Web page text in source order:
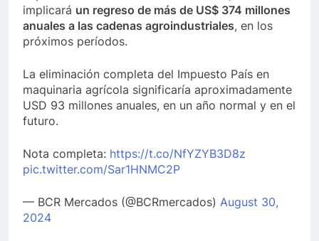
implicará un regreso de más de US$ 374 millones
anuales a las cadenas agroindustriales, en los
próximos períodos.
La eliminación completa del Impuesto País en
maquinaria agrícola significaría aproximadamente
USD 93 millones anuales, en un año normal y en el
futuro.
Nota completa: https://t.co/NfYZYB3D8z
pic.twitter.com/Sar1HNMC2P
— BCR Mercados (@BCRmercados) August 30,
2024